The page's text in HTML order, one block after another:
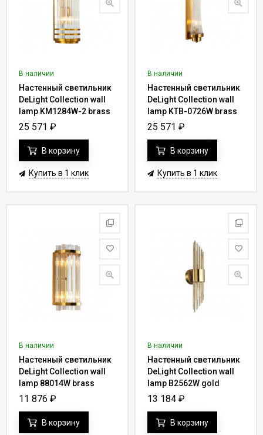
В наличии
Настенный светильник
DeLight Collection wall
lamp KM1284W-2 brass
25 571 ₽
В корзину
Купить в 1 клик
В наличии
Настенный светильник
DeLight Collection wall
lamp KTB-0726W brass
25 571 ₽
В корзину
Купить в 1 клик
В наличии
Настенный светильник
DeLight Collection wall
lamp 88014W brass
11 876 ₽
В корзину
В наличии
Настенный светильник
DeLight Collection wall
lamp B2562W gold
13 184 ₽
В корзину